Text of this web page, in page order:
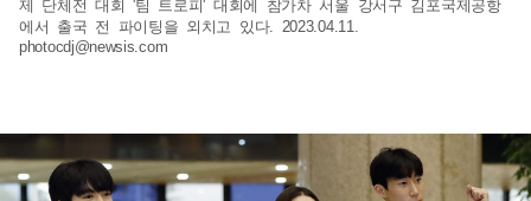
제 단체전 대회 '팀 트로피' 대회에 참가차 서울 강서구 김포국제공항
에서 출국 전 파이팅을 외치고 있다. 2023.04.11.
photocdj@newsis.com